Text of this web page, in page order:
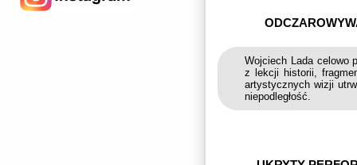
Wojciech Lada celowo
z lekcji historii,
artystycznych wizji
niepodległość.